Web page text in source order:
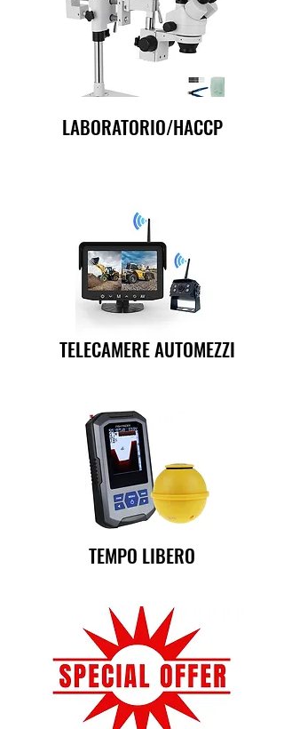
LABORATORIO/HACCP
TELECAMERE AUTOMEZZI
TEMPO LIBERO